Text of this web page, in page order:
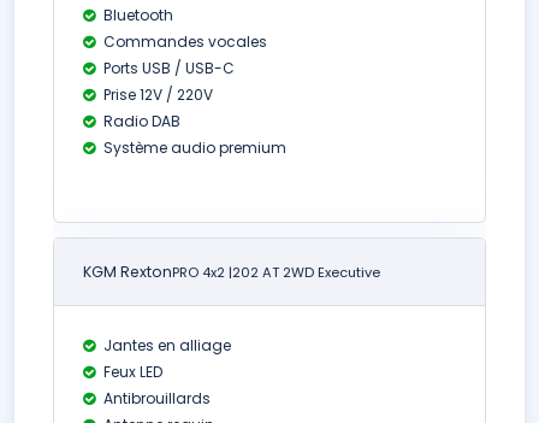
Bluetooth
Commandes vocales
Ports USB / USB-C
Prise 12V / 220V
Radio DAB
Système audio premium
KGM RextonPRO 4x2 |202 AT 2WD Executive
Jantes en alliage
Feux LED
Antibrouillards